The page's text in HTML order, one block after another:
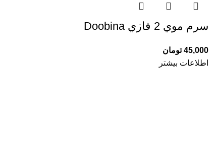
سرم موي 2 فازي Doobina
45,000 تومان
اطلاعات بیشتر